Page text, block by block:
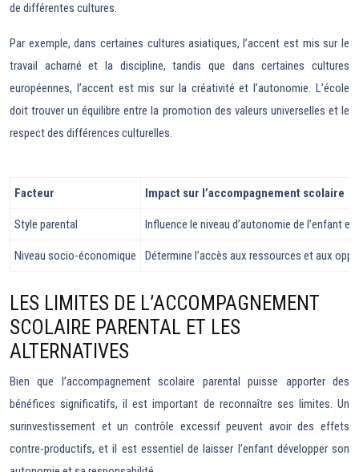
de différentes cultures.
Par exemple, dans certaines cultures asiatiques, l’accent est mis sur le
travail acharné et la discipline, tandis que dans certaines cultures
européennes, l’accent est mis sur la créativité et l’autonomie. L’école
doit trouver un équilibre entre la promotion des valeurs universelles et le
respect des différences culturelles.
Facteur Impact sur l’accompagnement scolaire
Style parental Influence le niveau d’autonomie de l’enfant
Niveau socio-économique Détermine l’accès aux ressources et aux
LES LIMITES DE L’ACCOMPAGNEMENT
SCOLAIRE PARENTAL ET LES
ALTERNATIVES
Bien que l’accompagnement scolaire parental puisse apporter des
bénéfices significatifs, il est important de reconnaître ses limites. Un
surinvestissement et un contrôle excessif peuvent avoir des effets
contre-productifs, et il est essentiel de laisser l’enfant développer son